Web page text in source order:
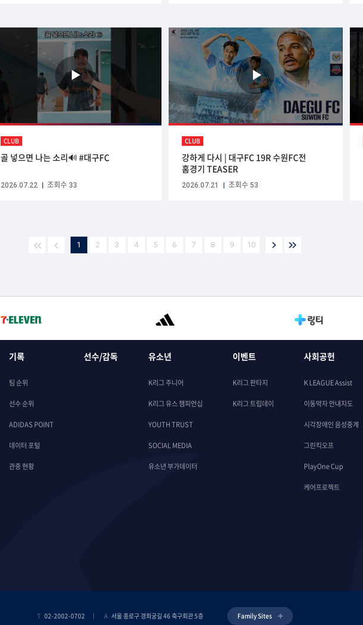
CLUB
골 넣으면 나는 소리🔊 #대구FC
2026.07.22 조회수 33
CLUB
강하게 다시 | 대구FC 19R 수원FC전
홈경기 TEASER
2026.07.21 조회수 53
1 2 3 4 5 6 7 8 9 10
기록
팀 순위
선수 순위
ADIDAS POINT
데이터 포털
관중 현황
선수/감독 유소년
K리그 주니어
K리그 유스 챔피언십
YOUTH TRUST
SOCIAL MEDIA
유소년 부가데이터
이벤트
K리그 판타지
K리그 트립데이
사회공헌
K LEAGUE Assist
이동약자 안내지도
시각장애인 음성중계
그린킥오프
PlayOne Cup
케어프로젝트
T 02-2002-0702 A 서울 종로구 경희궁길 46 축구회관 5층 Family Sites